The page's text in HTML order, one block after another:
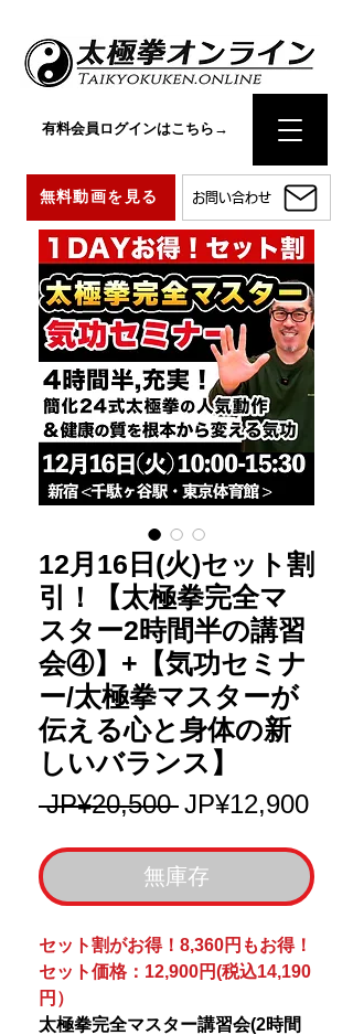
お問い合わせ
無料動画を見る
有料会員ログインはこちら→
12月16日(火)セット割
引！【太極拳完全マ
スター2時間半の講習
会④】+【気功セミナ
ー/太極拳マスターが
伝える心と身体の新
しいバランス】
JP¥20,500 一
價
格
JP¥12,900促
價
格
無庫存
セット割がお得！8,360円もお得！
セット価格：12,900円(税込14,190
円）
太極拳完全マスター講習会(2時間